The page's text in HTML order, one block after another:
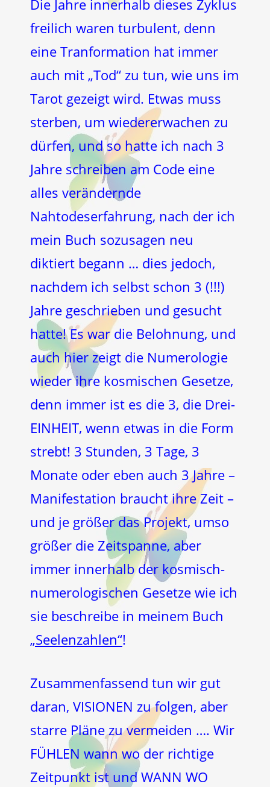
Die Jahre innerhalb dieses Zyklus
freilich waren turbulent, denn
eine Tranformation hat immer
auch mit „Tod“ zu tun, wie uns im
Tarot gezeigt wird. Etwas muss
sterben, um wiedererwachen zu
dürfen, und so hatte ich nach 3
Jahre schreiben am Code eine
alles verändernde
Nahtodeserfahrung, nach der ich
mein Buch sozusagen neu
diktiert begann … dies jedoch,
nachdem ich selbst schon 3 (!!!)
Jahre geschrieben und gesucht
hatte! Es war die Belohnung, und
auch hier zeigt die Numerologie
wieder ihre kosmischen Gesetze,
denn immer ist es die 3, die Drei-
EINHEIT, wenn etwas in die Form
strebt! 3 Stunden, 3 Tage, 3
Monate oder eben auch 3 Jahre –
Manifestation braucht ihre Zeit –
und je größer das Projekt, umso
größer die Zeitspanne, aber
immer innerhalb der kosmisch-
numerologischen Gesetze wie ich
sie beschreibe in meinem Buch
„Seelenzahlen“!
Zusammenfassend tun wir gut
daran, VISIONEN zu folgen, aber
starre Pläne zu vermeiden …. Wir
FÜHLEN wann wo der richtige
Zeitpunkt ist und WANN WO